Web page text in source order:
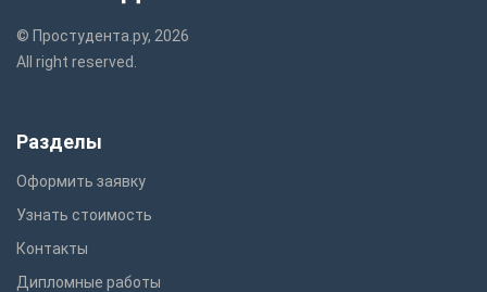
© Простудента.ру, 2026
All right reserved.
Разделы
Оформить заявку
Узнать стоимость
Контакты
Дипломные работы